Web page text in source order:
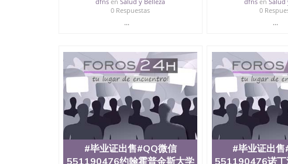
立大学学历证书（San Jose State University）圣何塞
塞州立大学学历证书（San Jose State University）澳
读CQU中央昆士兰大学学历 绩单购买学位证书/澳洲
业证出售#QQ微信551190476东伦敦大学毕业证成绩
证||成绩单||做文凭证书||办UEL毕业证成绩单学历认证
0 Respuestas
...
0
...
#毕业证出售#QQ微信
551190476约翰霍普金斯大学
#毕业证出
551190476诺丁